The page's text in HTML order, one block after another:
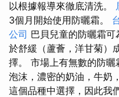
以根據報導來徹底清洗。
3個月開始使用防曬霜。
公司 巴貝兒童的防曬霜
於舒緩（蘆薈，洋甘菊）
擇。 市場上有無數的防曬
泡沫，濃密的奶油，牛奶
這個品種中選擇，因此我